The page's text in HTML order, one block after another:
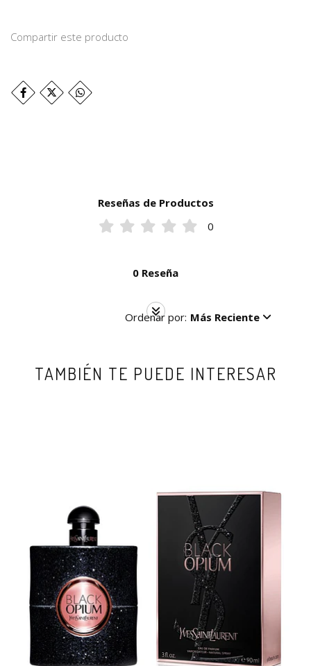
Compartir este producto
Reseñas de Productos
0
0 Reseña
Ordenar por: Más Reciente
TAMBIÉN TE PUEDE INTERESAR